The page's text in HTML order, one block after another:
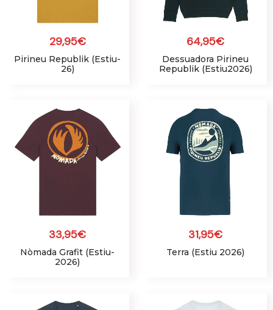
29,95€
Pirineu Republik (Estiu-
26)
64,95€
Dessuadora Pirineu
Republik (Estiu2026)
33,95€
Nòmada Grafit (Estiu-
2026)
31,95€
Terra (Estiu 2026)